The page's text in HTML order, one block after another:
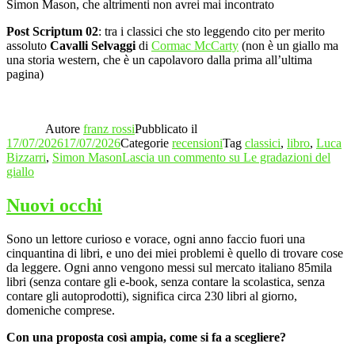
Simon Mason, che altrimenti non avrei mai incontrato
Post Scriptum 02: tra i classici che sto leggendo cito per merito
assoluto Cavalli Selvaggi di Cormac McCarty (non è un giallo ma
una storia western, che è un capolavoro dalla prima all’ultima
pagina)
Autore franz rossiPubblicato il
17/07/202617/07/2026Categorie recensioniTag classici, libro, Luca
Bizzarri, Simon MasonLascia un commento su Le gradazioni del
giallo
Nuovi occhi
Sono un lettore curioso e vorace, ogni anno faccio fuori una
cinquantina di libri, e uno dei miei problemi è quello di trovare cose
da leggere. Ogni anno vengono messi sul mercato italiano 85mila
libri (senza contare gli e-book, senza contare la scolastica, senza
contare gli autoprodotti), significa circa 230 libri al giorno,
domeniche comprese.
Con una proposta così ampia, come si fa a scegliere?